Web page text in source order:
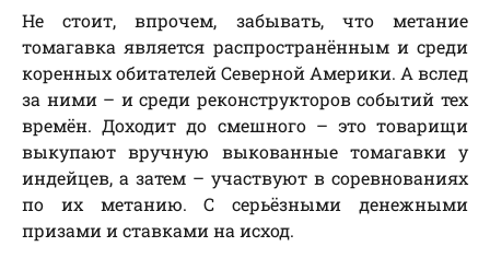
Не стоит, впрочем, забывать, что метание
томагавка является распространённым и среди
коренных обитателей Северной Америки. А вслед
за ними – и среди реконструкторов событий тех
времён. Доходит до смешного – это товарищи
выкупают вручную выкованные томагавки у
индейцев, а затем – участвуют в соревнованиях
по их метанию. С серьёзными денежными
призами и ставками на исход.